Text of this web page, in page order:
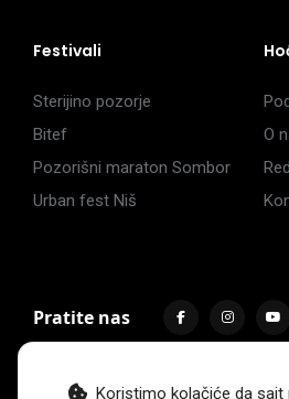
Koristimo kolačiće da sajt
Festivali
Sterijino pozorje
Bitef
Pozorišni maraton Sombor
Urban fest Niš
O
Pratite nas